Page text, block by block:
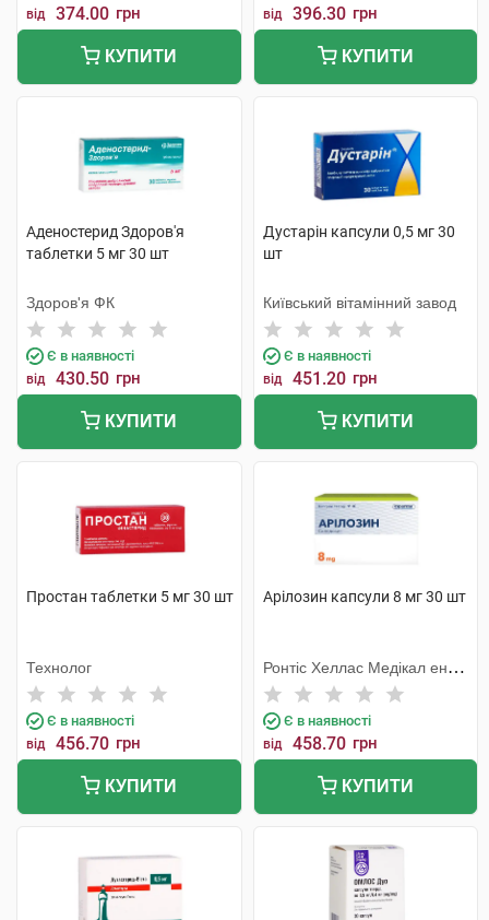
від 374.00 грн
КУПИТИ
від 396.30 грн
КУПИТИ
Аденостерид Здоров'я
таблетки 5 мг 30 шт
Здоров'я ФК
Є в наявності
від 430.50 грн
КУПИТИ
Дустарін капсули 0,5 мг 30
шт
Київський вітамінний завод
Є в наявності
від 451.20 грн
КУПИТИ
Простан таблетки 5 мг 30 шт
Технолог
Є в наявності
від 456.70 грн
КУПИТИ
Арілозин капсули 8 мг 30 шт
Ронтіс Хеллас Медікал енд
Фармасьютікал Продактс
С.А.
Є в наявності
від 458.70 грн
КУПИТИ